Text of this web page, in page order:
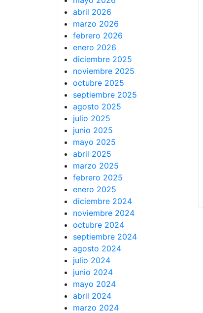
abril 2026
marzo 2026
febrero 2026
enero 2026
diciembre 2025
noviembre 2025
octubre 2025
septiembre 2025
agosto 2025
julio 2025
junio 2025
mayo 2025
abril 2025
marzo 2025
febrero 2025
enero 2025
diciembre 2024
noviembre 2024
octubre 2024
septiembre 2024
agosto 2024
julio 2024
junio 2024
mayo 2024
abril 2024
marzo 2024